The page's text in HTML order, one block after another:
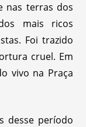
nas terras dos
mais ricos
Foi trazido
cruel. Em
vivo na Praça
desse período